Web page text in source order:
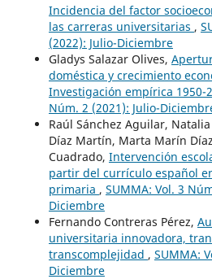
Incidencia del factor
las carreras universitarias ,
(2022): Julio-Diciembre
Gladys Salazar Olives,
doméstica y crecimiento
Investigación empírica 1950-
Núm. 2 (2021): Julio-
Raúl Sánchez Aguilar,
Díaz Martín, Marta Marín
Cuadrado, Intervención
partir del currículo español
primaria , SUMMA: Vol. 3
Diciembre
Fernando Contreras Pérez,
universitaria innovadora,
transcomplejidad , SUMMA:
Diciembre